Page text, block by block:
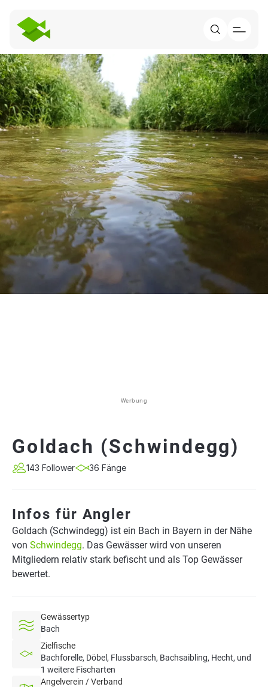
Werbung
Goldach (Schwindegg)
143 Follower 36 Fänge
Infos für Angler
Goldach (Schwindegg) ist ein Bach in Bayern in der Nähe
von Schwindegg. Das Gewässer wird von unseren
Mitgliedern relativ stark befischt und als Top Gewässer
bewertet.
Gewässertyp
Bach
Zielfische
Bachforelle, Döbel, Flussbarsch, Bachsaibling, Hecht, und
1 weitere Fischarten
Angelverein / Verband